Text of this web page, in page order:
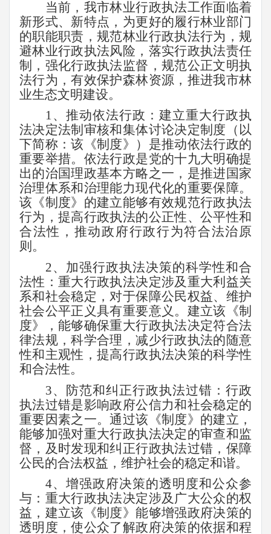
当前，我市林业行政执法工作面临着
新形式、新特点，为更好的履行林业部门
的职能职责，规范林业行政执法行为，规
避林业行政执法风险，落实行政执法责任
制，强化行政执法监督，规范公正文明执
法行为，有效保护森林资源，推进我市林
业生态文明建设。
1、推动依法行政：建立重大行政执
法决定法制审核和集体讨论决定制度（以
下简称：该《制度》）是推动依法行政的
重要举措。依法行政是党的十九大明确提
出的治国理政基本方略之一，是推进国家
治理体系和治理能力现代化的重要保障。
该《制度》的建立能够有效规范行政执法
行为，提高行政执法的公正性、公平性和
合法性，推动政府行政行为符合法治原
则。
2、加强行政执法决策的科学性和合
法性：重大行政执法决定涉及重大利益关
系和社会稳定，对于保障公民权益、维护
社会公平正义具有重要意义。建立该《制
度》，能够确保重大行政执法决定符合法
律法规，科学合理，减少行政执法的随意
性和主观性，提高行政执法决策的科学性
和合法性。
3、防范和纠正行政执法过错：行政
执法过错是影响政府公信力和社会稳定的
重要因素之一。通过该《制度》的建立，
能够加强对重大行政执法决定的审查和监
督，及时发现和纠正行政执法过错，保障
公民的合法权益，维护社会的稳定和谐。
4、增强政府决策的透明度和公众参
与：重大行政执法决定涉及广大公众的权
益，建立该《制度》能够增强政府决策的
透明度，使公众了解政府决策的依据和程